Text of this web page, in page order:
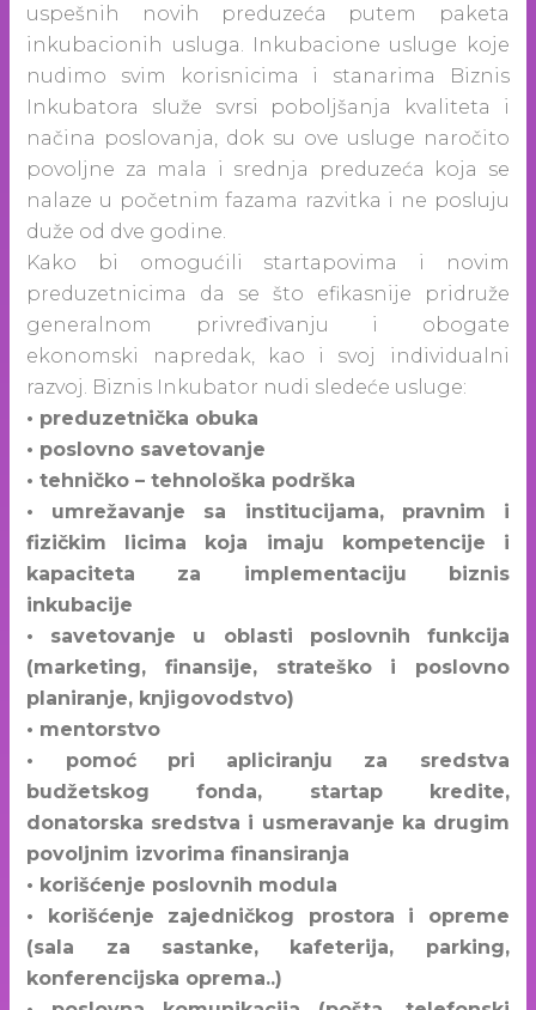
uspešnih novih preduzeća putem paketa
inkubacionih usluga. Inkubacione usluge koje
nudimo svim korisnicima i stanarima Biznis
Inkubatora služe svrsi poboljšanja kvaliteta i
načina poslovanja, dok su ove usluge naročito
povoljne za mala i srednja preduzeća koja se
nalaze u početnim fazama razvitka i ne posluju
duže od dve godine.
Kako bi omogućili startapovima i novim
preduzetnicima da se što efikasnije pridruže
generalnom privređivanju i obogate
ekonomski napredak, kao i svoj individualni
razvoj. Biznis Inkubator nudi sledeće usluge:
• preduzetnička obuka
• poslovno savetovanje
• tehničko – tehnološka podrška
• umrežavanje sa institucijama, pravnim i
fizičkim licima koja imaju kompetencije i
kapaciteta za implementaciju biznis
inkubacije
• savetovanje u oblasti poslovnih funkcija
(marketing, finansije, strateško i poslovno
planiranje, knjigovodstvo)
• mentorstvo
• pomoć pri apliciranju za sredstva
budžetskog fonda, startap kredite,
donatorska sredstva i usmeravanje ka drugim
povoljnim izvorima finansiranja
• korišćenje poslovnih modula
• korišćenje zajedničkog prostora i opreme
(sala za sastanke, kafeterija, parking,
konferencijska oprema..)